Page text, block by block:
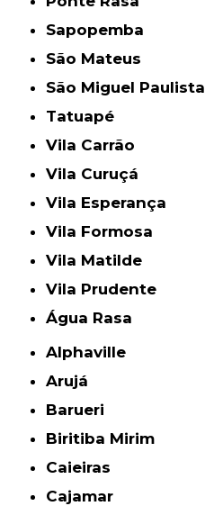
Sapopemba
São Mateus
São Miguel Paulista
Tatuapé
Vila Carrão
Vila Curuçá
Vila Esperança
Vila Formosa
Vila Matilde
Vila Prudente
Água Rasa
Alphaville
Arujá
Barueri
Biritiba Mirim
Caieiras
Cajamar